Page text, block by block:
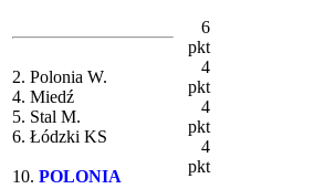
2. Polonia W.
4. Miedź
5. Stal M.
6. Łódzki KS
10. POLONIA
6
pkt
4
pkt
4
pkt
4
pkt